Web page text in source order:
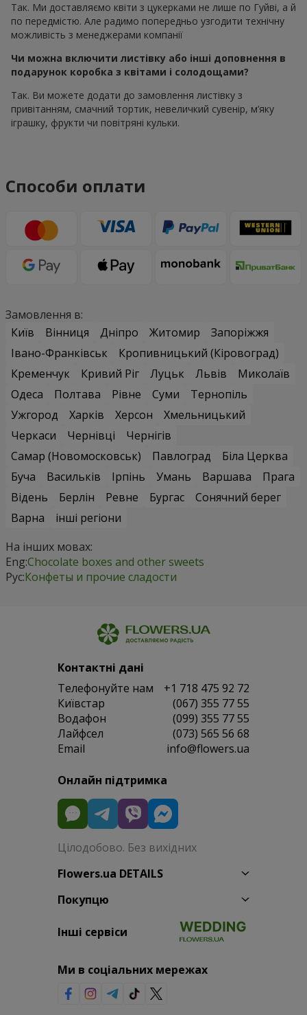
Так. Ми доставляємо квіти з цукерками не лише по Гуйві, а й
по передмістю. Але радимо попередньо узгодити технічну
можливість з менеджерами компанії
Чи можна включити листівку або інші доповнення в
подарунок коробка з квітами і солодощами?
Так. Ви можете додати до замовлення листівку з
привітанням, смачний тортик, невеличкий сувенір, м’яку
іграшку, фрукти чи повітряні кульки.
Способи оплати
Замовлення в:
Київ
Вінниця Дніпро Житомир
Запоріжжя
Івано-Франківськ
Кропивницький (Кіровоград)
Кременчук
Кривий Ріг Луцьк Львів
Миколаїв
Одеса
Полтава Рівне Суми
Тернопіль
Ужгород
Харків Херсон
Хмельницький
Черкаси
Чернівці
Чернігів
Самар (Новомосковськ)
Павлоград
Біла Церква
Буча
Васильків Ірпінь Умань Варшава
Прага
Відень
Берлін Ревне Бургас
Сонячний берег
Варна
інші регіони
На інших мовах:
Eng:Chocolate boxes and other sweets
Рус:Конфеты и прочие сладости
Контактні дані
Телефонуйте нам
+1 718 475 92 72
Київстар
(067) 355 77 55
Водафон
(099) 355 77 55
Лайфсел
(073) 565 56 68
Email
info@flowers.ua
Онлайн підтримка
Цілодобово. Без вихідних
Flowers.ua DETAILS
Покупцю
Інші сервіси
Ми в соціальних мережах